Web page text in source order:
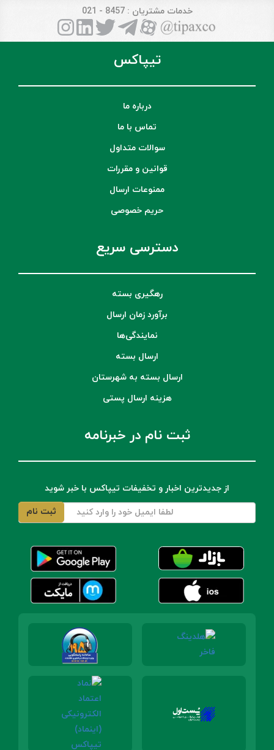
خدمات مشتریان : 8457 - 021
تیپاکس
درباره ما
تماس با ما
سوالات متداول
قوانین و مقررات
ممنوعات ارسال
حریم خصوصی
دسترسی سریع
رهگیری بسته
برآورد زمان ارسال
نمایندگی‌ها
ارسال بسته
ارسال بسته به شهرستان
هزینه ارسال پستی
ثبت نام در خبرنامه
از جدیدترین اخبار و تخفیفات تیپاکس با خبر شوید